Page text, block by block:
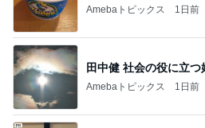
Amebaトピックス 1日前
田中健 社会の役に立つ
Amebaトピックス 1日前